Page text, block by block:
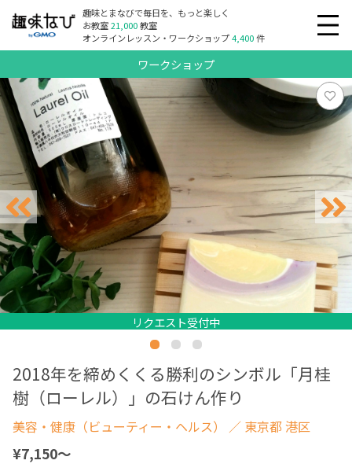
趣味とまなびで毎日を、もっと楽しく
お教室21,000教室
オンラインレッスン・ワークショップ4,400件
ワークショップ
リクエスト受付中
リクエスト受付中
リクエスト受付中
リクエスト受付中
2018年を締めくくる勝利のシンボル「月桂
樹（ローレル）」の石けん作り
美容・健康（ビューティー・ヘルス） ／ 東京都 港区
¥7,150〜